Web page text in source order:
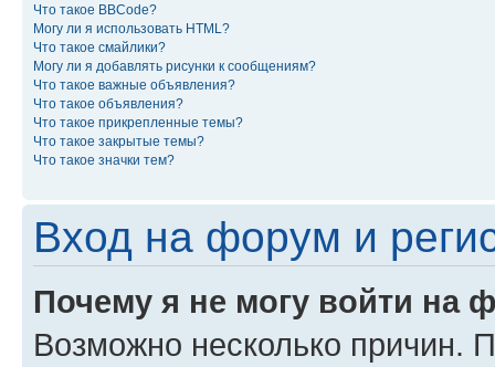
Что такое BBCode?
Могу ли я использовать HTML?
Что такое смайлики?
Могу ли я добавлять рисунки к сообщениям?
Что такое важные объявления?
Что такое объявления?
Что такое прикрепленные темы?
Что такое закрытые темы?
Что такое значки тем?
Вход на форум и
Почему я не могу войти на
Возможно несколько причин.